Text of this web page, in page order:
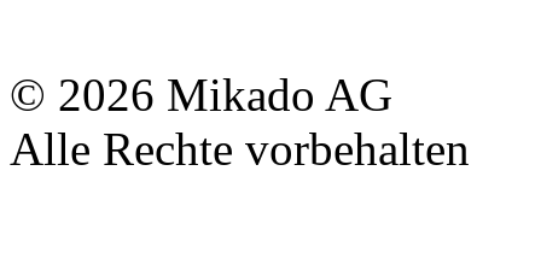
© 2026 Mikado AG
Alle Rechte vorbehalten